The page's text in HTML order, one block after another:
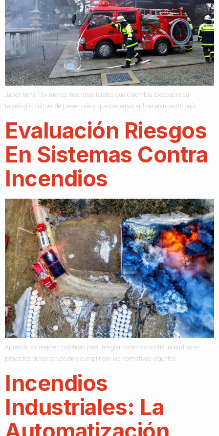
Japón tiene 10× menos incendios fatales que Colombia. Descubre su
tecnología, cultura de prevención y qué podemos aplicar en nuestro país.
Evaluación Riesgos
En Sistemas Contra
Incendios
Aprenda las mejores prácticas para integrar sistemas contra incendios en
proyectos de construcción y cumplir con las normativas vigentes.​
Incendios
Industriales: La